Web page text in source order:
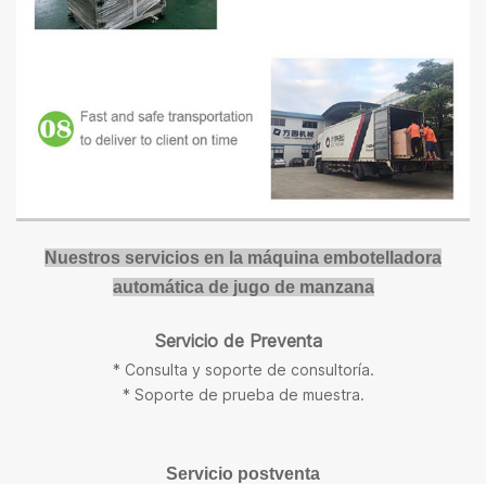
Nuestros servicios en la máquina embotelladora
automática de jugo de manzana
Servicio de Preventa
* Consulta y soporte de consultoría.
* Soporte de prueba de muestra.
Servicio postventa